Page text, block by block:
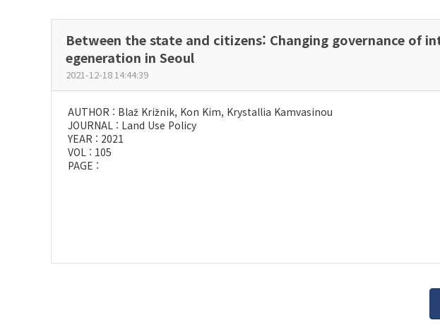
Between the state and citizens: Changing governance of
egeneration in Seoul
2021-12-18 14:44:39
AUTHOR : Blaž Križnik, Kon Kim, Krystallia Kamvasinou
JOURNAL : Land Use Policy
YEAR : 2021
VOL : 105
PAGE :